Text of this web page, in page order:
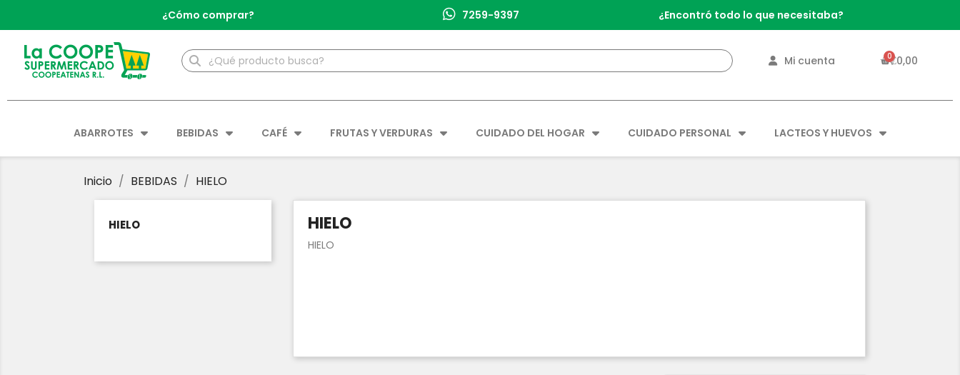
¿Cómo comprar? 7259-9397 ¿Encontró todo lo que necesitaba?
Mi cuenta ₡0,00
ABARROTES BEBIDAS CAFÉ FRUTAS Y VERDURAS CUIDADO DEL HOGAR CUIDADO PERSONAL LACTEOS Y HUEVOS
Inicio BEBIDAS HIELO
HIELO HIELO
HIELO